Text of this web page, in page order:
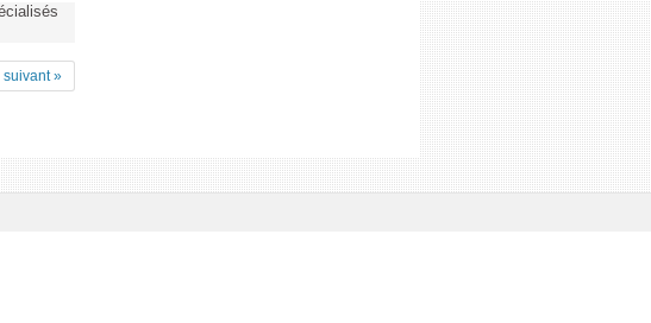
suivant »